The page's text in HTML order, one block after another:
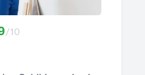
/10